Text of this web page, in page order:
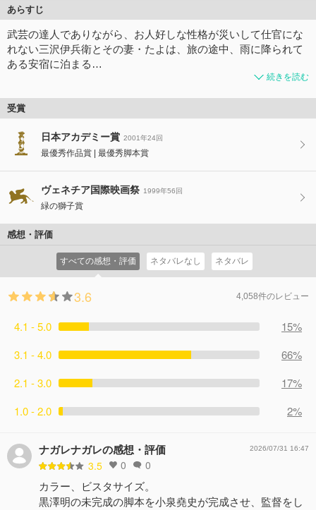
あらすじ
武芸の達人でありながら、お人好しな性格が災いして仕官にな
れない三沢伊兵衛とその妻・たよは、旅の途中、雨に降られて
ある安宿に泊まる…
続きを読む
受賞
日本アカデミー賞 2001年24回
最優秀作品賞 最優秀脚本賞
ヴェネチア国際映画祭 1999年56回
緑の獅子賞
感想・評価
すべての感想・評価 ネタバレなし ネタバレ
3.6 4,058件のレビュー
4.1 - 5.0
15%
3.1 - 4.0
66%
2.1 - 3.0
17%
1.0 - 2.0
2%
ナガレナガレの感想・評価
3.5 0 0
2026/07/31 16:47
カラー、ビスタサイズ。
黒澤明の未完成の脚本を小泉堯史が完成させ、監督をし